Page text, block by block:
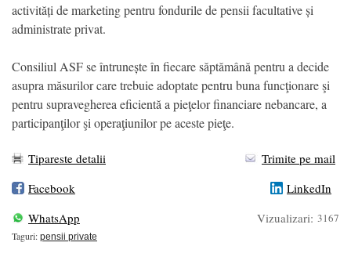
activități de marketing pentru fondurile de pensii facultative și
administrate privat.
Consiliul ASF se întrunește în fiecare săptămână pentru a decide
asupra măsurilor care trebuie adoptate pentru buna funcţionare şi
pentru supravegherea eficientă a pieţelor financiare nebancare, a
participanţilor şi operaţiunilor pe aceste pieţe.
Tipareste detalii
Trimite pe mail
Facebook
LinkedIn
WhatsApp
Vizualizari: 3167
Taguri: pensii private